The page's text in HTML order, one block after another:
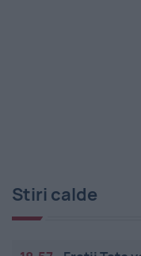
Stiri calde